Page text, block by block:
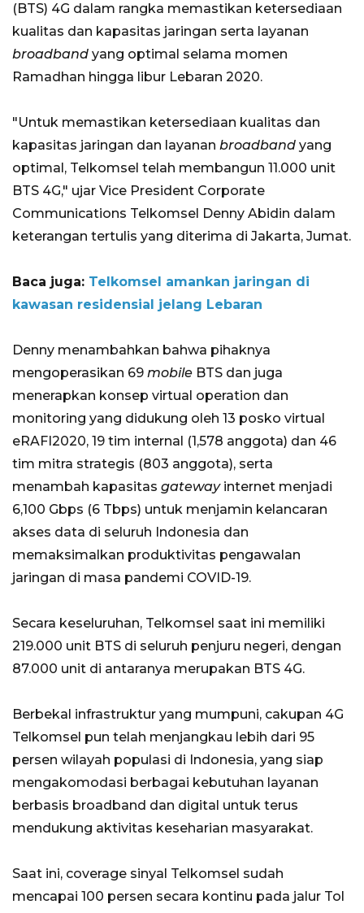
(BTS) 4G dalam rangka memastikan ketersediaan
kualitas dan kapasitas jaringan serta layanan
broadband yang optimal selama momen
Ramadhan hingga libur Lebaran 2020.
"Untuk memastikan ketersediaan kualitas dan
kapasitas jaringan dan layanan broadband yang
optimal, Telkomsel telah membangun 11.000 unit
BTS 4G," ujar Vice President Corporate
Communications Telkomsel Denny Abidin dalam
keterangan tertulis yang diterima di Jakarta, Jumat.
Baca juga: Telkomsel amankan jaringan di
kawasan residensial jelang Lebaran
Denny menambahkan bahwa pihaknya
mengoperasikan 69 mobile BTS dan juga
menerapkan konsep virtual operation dan
monitoring yang didukung oleh 13 posko virtual
eRAFI2020, 19 tim internal (1,578 anggota) dan 46
tim mitra strategis (803 anggota), serta
menambah kapasitas gateway internet menjadi
6,100 Gbps (6 Tbps) untuk menjamin kelancaran
akses data di seluruh Indonesia dan
memaksimalkan produktivitas pengawalan
jaringan di masa pandemi COVID-19.
Secara keseluruhan, Telkomsel saat ini memiliki
219.000 unit BTS di seluruh penjuru negeri, dengan
87.000 unit di antaranya merupakan BTS 4G.
Berbekal infrastruktur yang mumpuni, cakupan 4G
Telkomsel pun telah menjangkau lebih dari 95
persen wilayah populasi di Indonesia, yang siap
mengakomodasi berbagai kebutuhan layanan
berbasis broadband dan digital untuk terus
mendukung aktivitas keseharian masyarakat.
Saat ini, coverage sinyal Telkomsel sudah
mencapai 100 persen secara kontinu pada jalur Tol